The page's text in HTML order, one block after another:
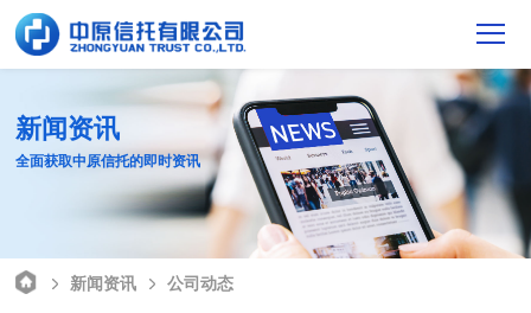
新闻资讯
全面获取中原信托的即时资讯
新闻资讯
公司动态